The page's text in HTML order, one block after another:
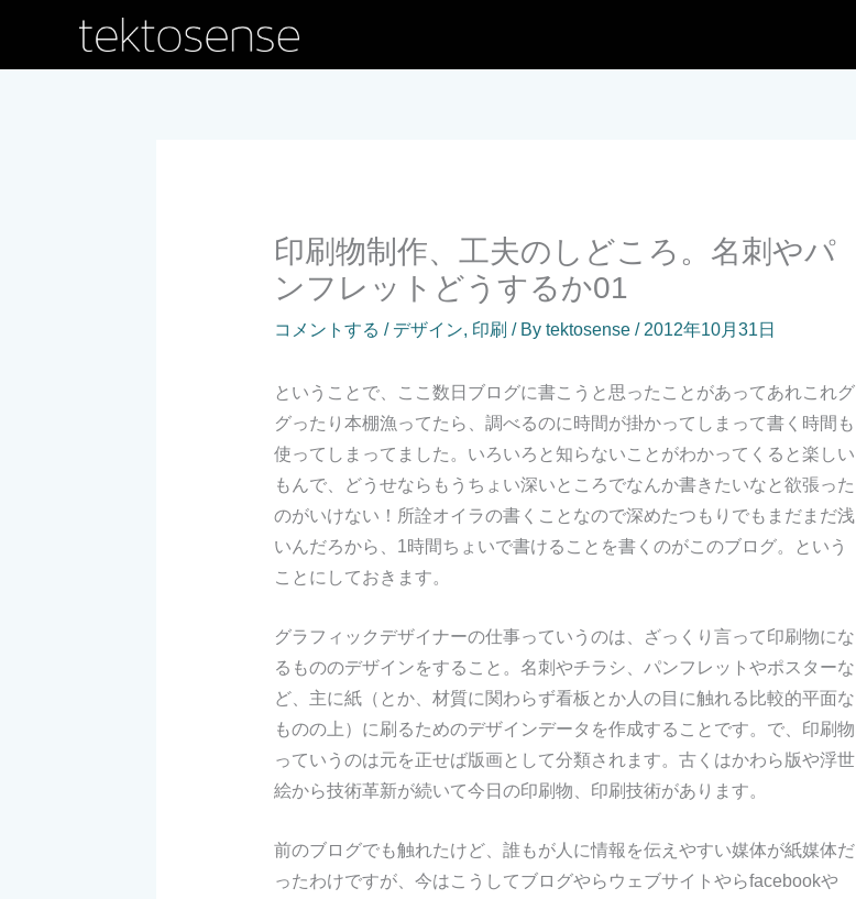
を
印刷物制作、工夫のしどころ。名刺やパ
ンフレットどうするか01
コメントする / デザイン, 印刷 / By tektosense /2012年10月31日
ということで、ここ数日ブログに書こうと思ったことがあってあれこれグ
グったり本棚漁ってたら、調べるのに時間が掛かってしまって書く時間も
使ってしまってました。いろいろと知らないことがわかってくると楽しい
もんで、どうせならもうちょい深いところでなんか書きたいなと欲張った
のがいけない！所詮オイラの書くことなので深めたつもりでもまだまだ浅
いんだろから、1時間ちょいで書けることを書くのがこのブログ。という
ことにしておきます。
グラフィックデザイナーの仕事っていうのは、ざっくり言って印刷物にな
るもののデザインをすること。名刺やチラシ、パンフレットやポスターな
ど、主に紙（とか、材質に関わらず看板とか人の目に触れる比較的平面な
ものの上）に刷るためのデザインデータを作成することです。で、印刷物
っていうのは元を正せば版画として分類されます。古くはかわら版や浮世
絵から技術革新が続いて今日の印刷物、印刷技術があります。
前のブログでも触れたけど、誰もが人に情報を伝えやすい媒体が紙媒体だ
ったわけですが、今はこうしてブログやらウェブサイトやらfacebookや